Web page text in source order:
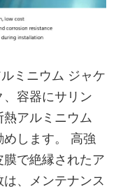
ミニウム ジャケ
容器にサリン
アルミニウム
します。 高強
で絶縁されたア
、メンテナンス